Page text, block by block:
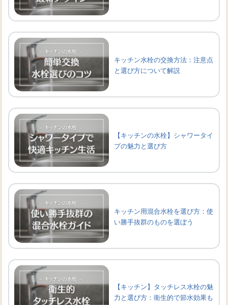
キッチン水栓の交換方法：注意点
と選び方について解説
【キッチンの水栓】シャワータイ
プの魅力と選び方
キッチン用混合水栓を選び方：使
い勝手抜群のものを選ぼう
【キッチン】タッチレス水栓の魅
力と選び方：衛生的で節水効果も